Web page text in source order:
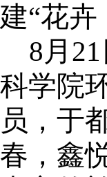
建“花
8月
科学院
员，于
春，鑫